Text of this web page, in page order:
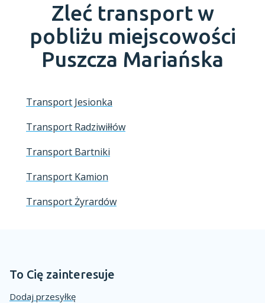
Zleć transport w
pobliżu miejscowości
Puszcza Mariańska
Transport Jesionka
Transport Radziwiłłów
Transport Bartniki
Transport Kamion
Transport Żyrardów
To Cię zainteresuje
Dodaj przesyłkę